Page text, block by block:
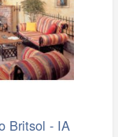
Britsol - IA